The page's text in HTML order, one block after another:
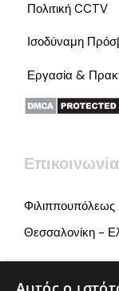
Πολιτική CCTV
Ισοδύναμη
Εργασία &
Επικοινωνία
Φιλιππουπόλεως
Θεσσαλονίκη -